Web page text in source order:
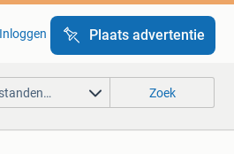
Inloggen Plaats advertentie
Zoek